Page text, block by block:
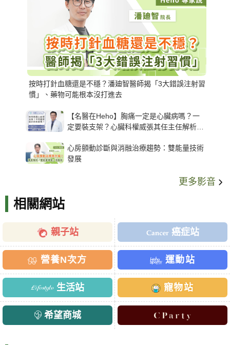
按時打針血糖還是不穩？潘廸智醫師揭「3大錯誤注射習
慣」、藥物可能根本沒打進去
【名醫在Heho】胸痛一定是心臟病嗎？一
定要裝支架？心臟科權威張其任主任解析支
心房顫動診斷與消融治療趨勢：雙能量技術
發展
更多影音
相關網站
親子站 癌症站
營養N次方 運動站
生活站 寵物站
希望商城